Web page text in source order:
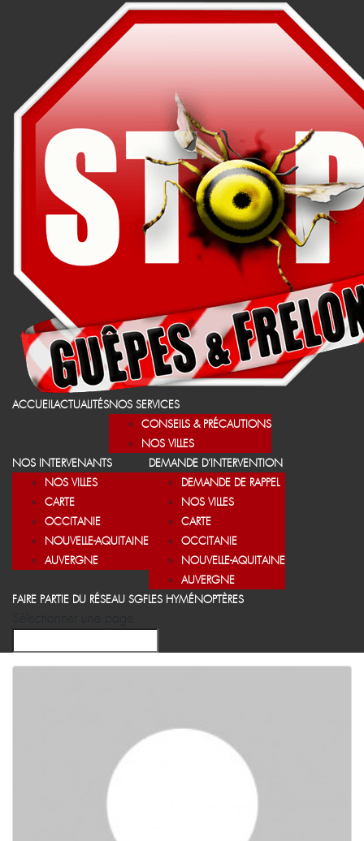
ACCUEILACTUALITÉSNOS SERVICES
CONSEILS & PRÉCAUTIONS
NOS VILLES
NOS INTERVENANTS
NOS VILLES
CARTE
OCCITANIE
NOUVELLE-AQUITAINE
AUVERGNE
DEMANDE D’INTERVENTION
DEMANDE DE RAPPEL
NOS VILLES
CARTE
OCCITANIE
NOUVELLE-AQUITAINE
AUVERGNE
FAIRE PARTIE DU RÉSEAU SGFLES HYMÉNOPTÈRES